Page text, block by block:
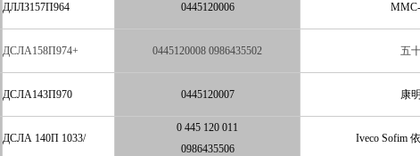
ДЛЛЗ157П964 0445120006
ДСЛА158П974+ 0445120008 0986435502 五
ДСЛА143П970 0445120007 康
ДСЛА 140П 1033/
0 445 120 011
0986435506
Iveco Sofim